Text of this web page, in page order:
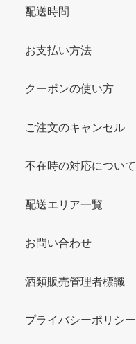
配送時間
お支払い方法
クーポンの使い方
ご注文のキャンセル
不在時の対応について
配送エリア一覧
お問い合わせ
酒類販売管理者標識
プライバシーポリシー